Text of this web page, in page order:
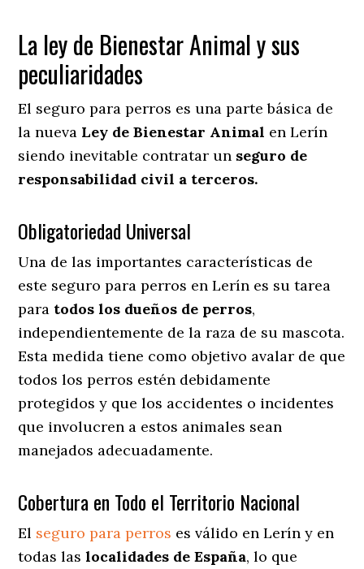
La ley de Bienestar Animal y sus
peculiaridades
El seguro para perros es una parte básica de
la nueva Ley de Bienestar Animal en Lerín
siendo inevitable contratar un seguro de
responsabilidad civil a terceros.
Obligatoriedad Universal
Una de las importantes características de
este seguro para perros en Lerín es su tarea
para todos los dueños de perros,
independientemente de la raza de su mascota.
Esta medida tiene como objetivo avalar de que
todos los perros estén debidamente
protegidos y que los accidentes o incidentes
que involucren a estos animales sean
manejados adecuadamente.
Cobertura en Todo el Territorio Nacional
El seguro para perros es válido en Lerín y en
todas laslocalidades de España, lo que